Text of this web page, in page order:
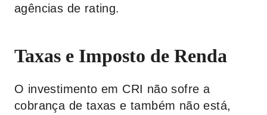
agências de rating.
Taxas e Imposto de Renda
O investimento em CRI não sofre a
cobrança de taxas e também não está,